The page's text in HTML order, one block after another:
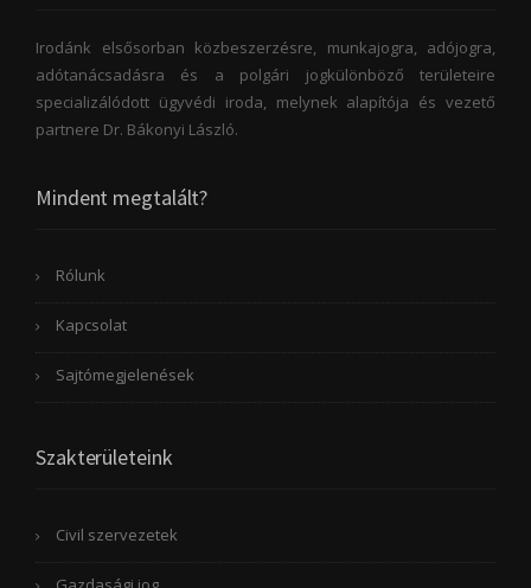
Irodánk elsősorban közbeszerzésre, munkajogra, adójogra,
adótanácsadásra és a polgári jogkülönböző területeire
specializálódott ügyvédi iroda, melynek alapítója és vezető
partnere Dr. Bákonyi László.
Mindent megtalált?
Rólunk
Kapcsolat
Sajtómegjelenések
Szakterületeink
Civil szervezetek